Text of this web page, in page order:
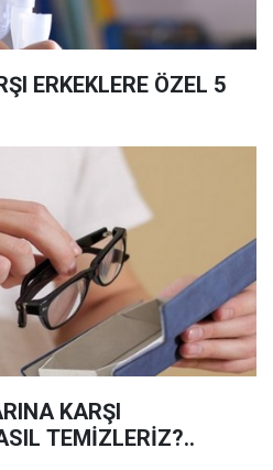
ERKEKLERE ÖZEL 5
KARŞI
TEMİZLERİZ?..